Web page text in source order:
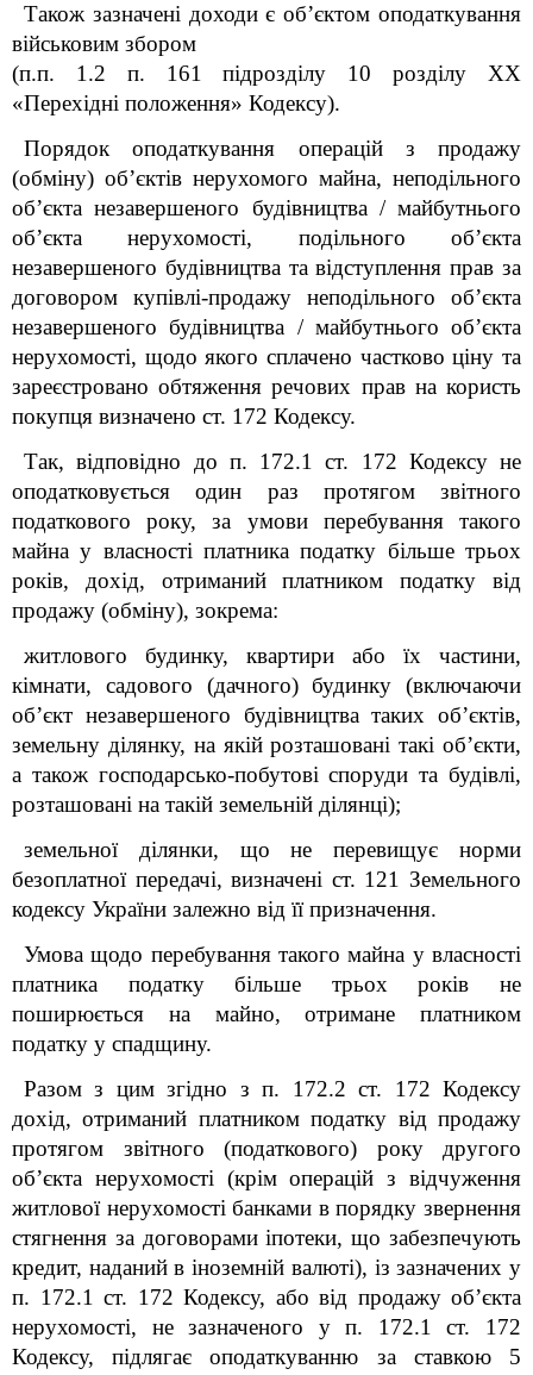
Також зазначені доходи є об’єктом оподаткування
військовим збором
(п.п. 1.2 п. 161підрозділу 10 розділу ХХ
«Перехідні положення» Кодексу).
Порядок оподаткування операцій з продажу
(обміну) об’єктів нерухомого майна, неподільного
об’єкта незавершеного будівництва / майбутнього
об’єкта нерухомості, подільного об’єкта
незавершеного будівництва та відступлення прав за
договором купівлі-продажу неподільного об’єкта
незавершеного будівництва / майбутнього об’єкта
нерухомості, щодо якого сплачено частково ціну та
зареєстровано обтяження речових прав на користь
покупця визначено ст. 172 Кодексу.
Так, відповідно до п. 172.1 ст. 172 Кодексу не
оподатковується один раз протягом звітного
податкового року, за умови перебування такого
майна у власності платника податку більше трьох
років, дохід, отриманий платником податку від
продажу (обміну), зокрема:
житлового будинку, квартири або їх частини,
кімнати, садового (дачного) будинку (включаючи
об’єкт незавершеного будівництва таких об’єктів,
земельну ділянку, на якій розташовані такі об’єкти,
а також господарсько-побутові споруди та будівлі,
розташовані на такій земельній ділянці);
земельної ділянки, що не перевищує норми
безоплатної передачі, визначені ст. 121 Земельного
кодексу України залежно від її призначення.
Умова щодо перебування такого майна у власності
платника податку більше трьох років не
поширюється на майно, отримане платником
податку у спадщину.
Разом з цим згідно з п. 172.2 ст. 172 Кодексу
дохід, отриманий платником податку від продажу
протягом звітного (податкового) року другого
об’єкта нерухомості (крім операцій з відчуження
житлової нерухомості банками в порядку звернення
стягнення за договорами іпотеки, що забезпечують
кредит, наданий в іноземній валюті), із зазначених у
п. 172.1 ст. 172 Кодексу, або від продажу об’єкта
нерухомості, не зазначеного у п. 172.1 ст. 172
Кодексу, підлягає оподаткуванню за ставкою 5